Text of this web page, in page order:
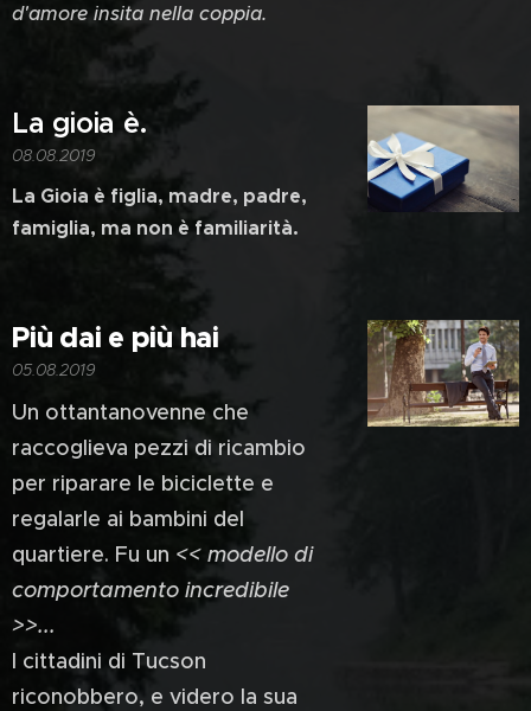
d'amore insita nella coppia.
La gioia è.
08.08.2019
La Gioia è figlia, madre, padre,
famiglia, ma non è familiarità.
Più dai e più hai
05.08.2019
Un ottantanovenne che
raccoglieva pezzi di ricambio
per riparare le biciclette e
regalarle ai bambini del
quartiere. Fu un << modello di
comportamento incredibile
>>...
I cittadini di Tucson
riconobbero, e videro la sua